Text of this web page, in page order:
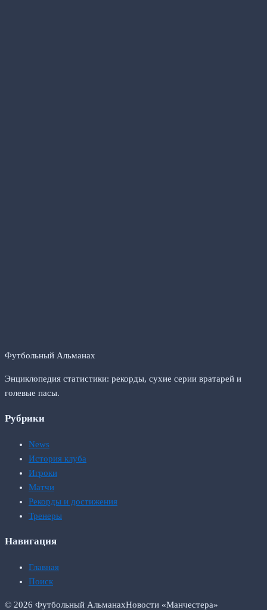
Футбольный Альманах
Энциклопедия статистики: рекорды, сухие серии вратарей и
голевые пасы.
Рубрики
News
История клуба
Игроки
Матчи
Рекорды и достижения
Тренеры
Навигация
Главная
Поиск
© 2026 Футбольный АльманахНовости «Манчестера»